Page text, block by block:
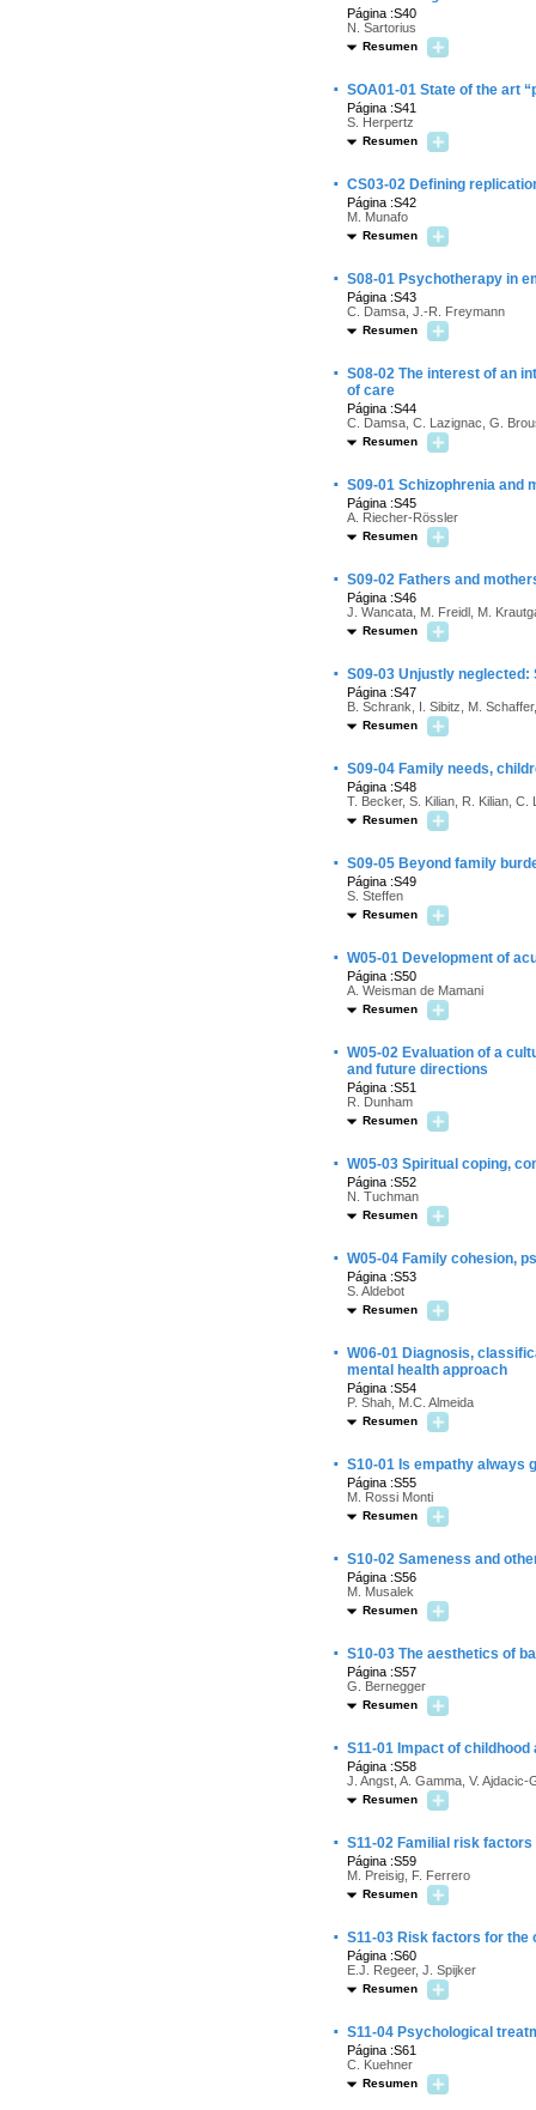
Página :S40
N. Sartorius
Resumen
· SOA01-01 State of the art
Página :S41
S. Herpertz
Resumen
· CS03-02 Defining
Página :S42
M. Munafo
Resumen
· S08-01 Psychotherapy in
Página :S43
C. Damsa, J.-R. Freymann
Resumen
· S08-02 The interest of an
of care
Página :S44
C. Damsa, C. Lazignac, G.
Resumen
· S09-01 Schizophrenia and
Página :S45
A. Riecher-Rössler
Resumen
· S09-02 Fathers and
Página :S46
J. Wancata, M. Freidl, M.
Resumen
· S09-03 Unjustly
Página :S47
B. Schrank, I. Sibitz, M.
Resumen
· S09-04 Family needs,
Página :S48
T. Becker, S. Kilian, R. Kilian, C.
Resumen
· S09-05 Beyond family
Página :S49
S. Steffen
Resumen
· W05-01 Development of
Página :S50
A. Weisman de Mamani
Resumen
· W05-02 Evaluation of a
and future directions
Página :S51
R. Dunham
Resumen
· W05-03 Spiritual coping,
Página :S52
N. Tuchman
Resumen
· W05-04 Family cohesion,
Página :S53
S. Aldebot
Resumen
· W06-01 Diagnosis,
mental health approach
Página :S54
P. Shah, M.C. Almeida
Resumen
· S10-01 Is empathy always
Página :S55
M. Rossi Monti
Resumen
· S10-02 Sameness and
Página :S56
M. Musalek
Resumen
· S10-03 The aesthetics of
Página :S57
G. Bernegger
Resumen
· S11-01 Impact of
Página :S58
J. Angst, A. Gamma, V. Ajdacic-
Resumen
· S11-02 Familial risk
Página :S59
M. Preisig, F. Ferrero
Resumen
· S11-03 Risk factors for the
Página :S60
E.J. Regeer, J. Spijker
Resumen
· S11-04 Psychological
Página :S61
C. Kuehner
Resumen